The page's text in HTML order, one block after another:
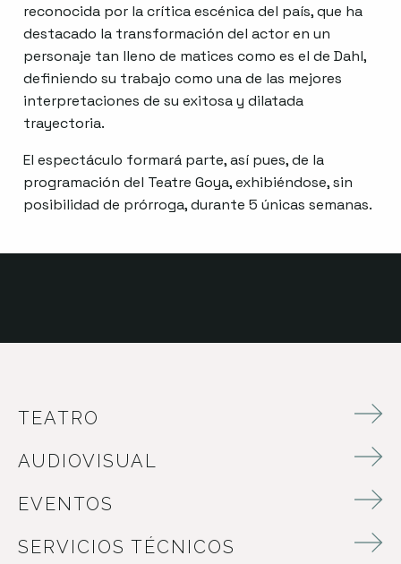
reconocida por la crítica escénica del país, que ha
destacado la transformación del actor en un
personaje tan lleno de matices como es el de Dahl,
definiendo su trabajo como una de las mejores
interpretaciones de su exitosa y dilatada
trayectoria.
El espectáculo formará parte, así pues, de la
programación del Teatre Goya, exhibiéndose, sin
posibilidad de prórroga, durante 5 únicas semanas.
TEATRO
AUDIOVISUAL
EVENTOS
SERVICIOS TÉCNICOS